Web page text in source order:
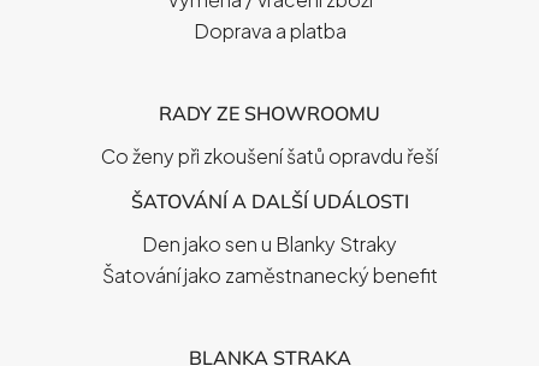
Doprava a platba
RADY ZE SHOWROOMU
Co ženy při zkoušení šatů opravdu řeší
ŠATOVÁNÍ A DALŠÍ UDÁLOSTI
Den jako sen u Blanky Straky
Šatování jako zaměstnanecký benefit
BLANKA STRAKA